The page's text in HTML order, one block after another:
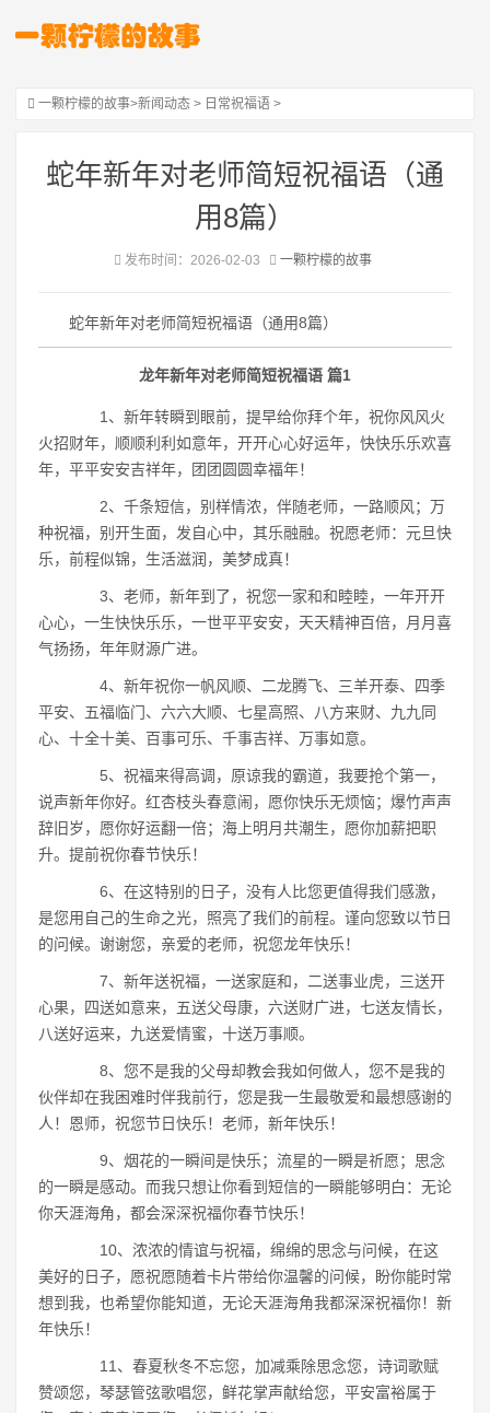
一颗柠檬的故事>新闻动态 > 日常祝福语 >
蛇年新年对老师简短祝福语（通
用8篇）
发布时间：2026-02-03 一颗柠檬的故事
蛇年新年对老师简短祝福语（通用8篇）
龙年新年对老师简短祝福语 篇1
1、新年转瞬到眼前，提早给你拜个年，祝你风风火
火招财年，顺顺利利如意年，开开心心好运年，快快乐乐欢喜
年，平平安安吉祥年，团团圆圆幸福年！
2、千条短信，别样情浓，伴随老师，一路顺风；万
种祝福，别开生面，发自心中，其乐融融。祝愿老师：元旦快
乐，前程似锦，生活滋润，美梦成真！
3、老师，新年到了，祝您一家和和睦睦，一年开开
心心，一生快快乐乐，一世平平安安，天天精神百倍，月月喜
气扬扬，年年财源广进。
4、新年祝你一帆风顺、二龙腾飞、三羊开泰、四季
平安、五福临门、六六大顺、七星高照、八方来财、九九同
心、十全十美、百事可乐、千事吉祥、万事如意。
5、祝福来得高调，原谅我的霸道，我要抢个第一，
说声新年你好。红杏枝头春意闹，愿你快乐无烦恼；爆竹声声
辞旧岁，愿你好运翻一倍；海上明月共潮生，愿你加薪把职
升。提前祝你春节快乐！
6、在这特别的日子，没有人比您更值得我们感激，
是您用自己的生命之光，照亮了我们的前程。谨向您致以节日
的问候。谢谢您，亲爱的老师，祝您龙年快乐！
7、新年送祝福，一送家庭和，二送事业虎，三送开
心果，四送如意来，五送父母康，六送财广进，七送友情长，
八送好运来，九送爱情蜜，十送万事顺。
8、您不是我的父母却教会我如何做人，您不是我的
伙伴却在我困难时伴我前行，您是我一生最敬爱和最想感谢的
人！恩师，祝您节日快乐！老师，新年快乐！
9、烟花的一瞬间是快乐；流星的一瞬是祈愿；思念
的一瞬是感动。而我只想让你看到短信的一瞬能够明白：无论
你天涯海角，都会深深祝福你春节快乐！
10、浓浓的情谊与祝福，绵绵的思念与问候，在这
美好的日子，愿祝愿随着卡片带给你温馨的问候，盼你能时常
想到我，也希望你能知道，无论天涯海角我都深深祝福你！新
年快乐！
11、春夏秋冬不忘您，加减乘除思念您，诗词歌赋
赞颂您，琴瑟管弦歌唱您，鲜花掌声献给您，平安富裕属于